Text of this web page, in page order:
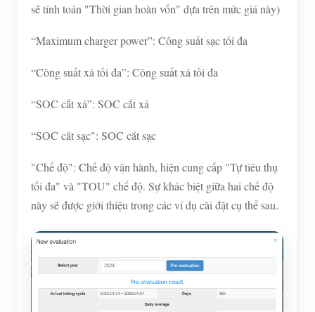
sẽ tính toán "Thời gian hoàn vốn" dựa trên mức giá này)
“Maximum charger power”: Công suất sạc tối đa
“Công suất xả tối đa”: Công suất xả tối đa
“SOC cắt xả”: SOC cắt xả
“SOC cắt sạc": SOC cắt sạc
"Chế độ": Chế độ vận hành, hiện cung cấp "Tự tiêu thụ
tối đa" và "TOU" chế độ. Sự khác biệt giữa hai chế độ
này sẽ được giới thiệu trong các ví dụ cài đặt cụ thể sau.